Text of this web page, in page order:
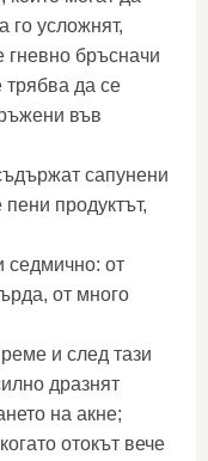
го усложнят,
гневно бръсначи
трябва да се
във
сапунени
продуктът,
седмично: от
от много
и след тази
дразнят
на акне;
отокът вече